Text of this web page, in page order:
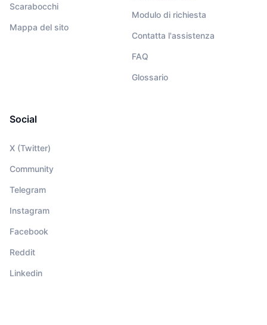
Scarabocchi
Mappa del sito
Modulo di richiesta
Contatta l'assistenza
FAQ
Glossario
Social
X (Twitter)
Community
Telegram
Instagram
Facebook
Reddit
Linkedin